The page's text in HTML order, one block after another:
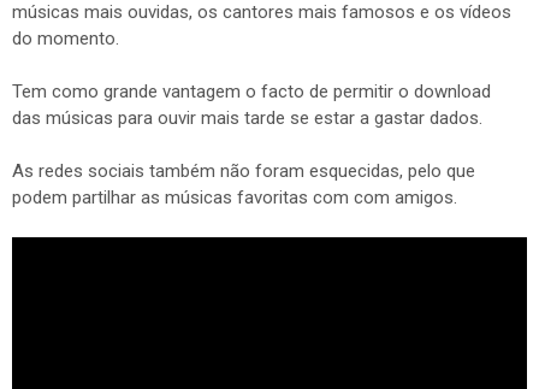
músicas mais ouvidas, os cantores mais famosos e os vídeos
do momento.
Tem como grande vantagem o facto de permitir o download
das músicas para ouvir mais tarde se estar a gastar dados.
As redes sociais também não foram esquecidas, pelo que
podem partilhar as músicas favoritas com com amigos.